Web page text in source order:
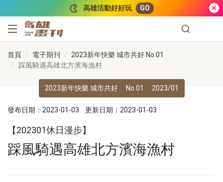
高雄活動好好玩 GO
高雄畫刊
首頁 電子期刊
2023新年快樂 城市共好 No.01
踩風騎遇高雄北方濱海漁村
2023新年快樂 城市共好 No.01 2023/01
發布日期：2023-01-03 更新日期：2023-01-03
【202301休日漫步】
踩風騎遇高雄北方濱海漁村